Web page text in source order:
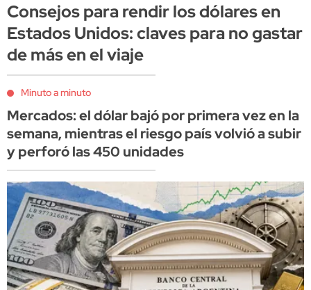
Consejos para rendir los dólares en
Estados Unidos: claves para no gastar
de más en el viaje
Minuto a minuto
Mercados: el dólar bajó por primera vez en la
semana, mientras el riesgo país volvió a subir
y perforó las 450 unidades